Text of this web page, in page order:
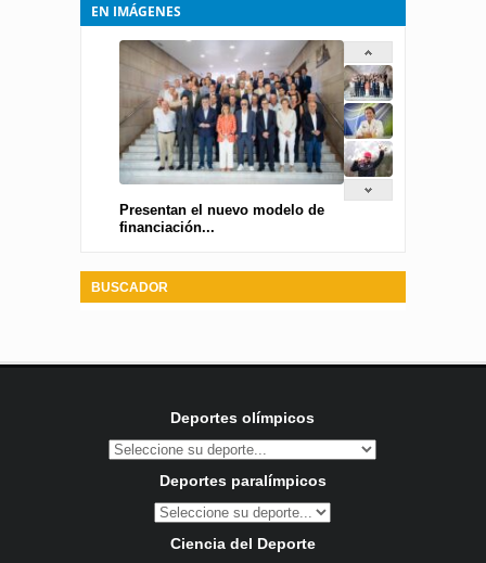
EN IMÁGENES
Presentan el nuevo modelo de
financiación...
BUSCADOR
Deportes olímpicos
Deportes paralímpicos
Ciencia del Deporte